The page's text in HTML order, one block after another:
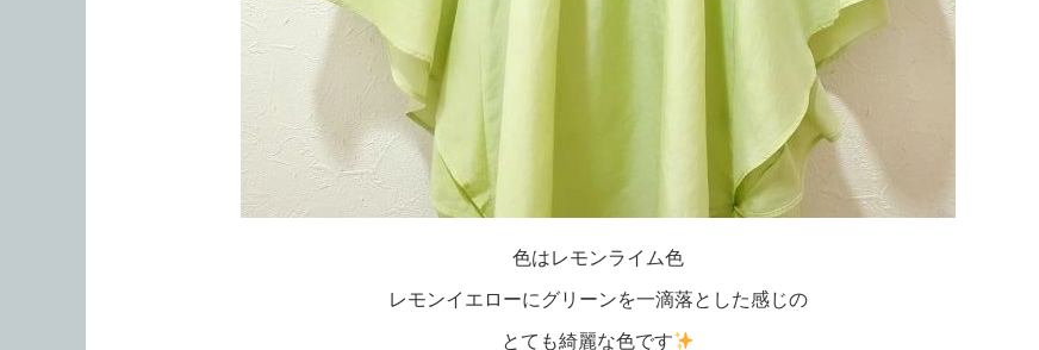
色はレモンライム色
レモンイエローにグリーンを一滴落とした感じの
とても綺麗な色です